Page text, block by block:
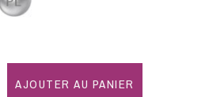
AJOUTER AU PANIER